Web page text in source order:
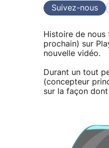
Suivez-nous
Histoire de
prochain) sur
nouvelle vidéo.
Durant un tout
(concepteur
sur la façon